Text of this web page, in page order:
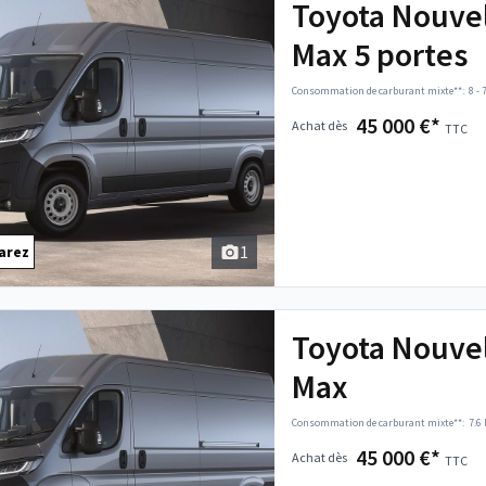
1
Toyota
Max 5 portes
Consommation de carburant mixte**: 8 -
Achat dès 45 000 €* TTC
Toyota
Max
Consommation de carburant mixte**: 7.6
Achat dès 45 000 €* TTC